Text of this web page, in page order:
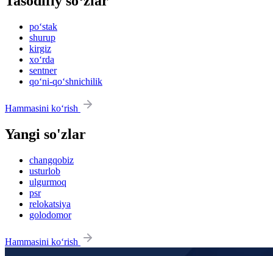
po‘stak
shurup
kirgiz
xo‘rda
sentner
qo‘ni-qo‘shnichilik
Hammasini ko‘rish
Yangi so'zlar
changqobiz
usturlob
ulgurmoq
psr
relokatsiya
golodomor
Hammasini ko‘rish